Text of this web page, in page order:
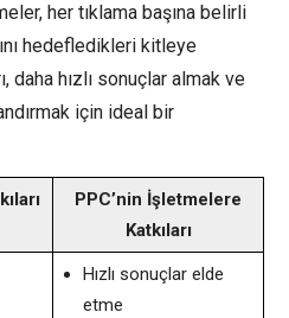
her tıklama başına belirli
hedefledikleri kitleye
daha hızlı sonuçlar almak ve
için ideal bir
PPC’nin İşletmelere
Katkıları
Hızlı sonuçlar elde
etme